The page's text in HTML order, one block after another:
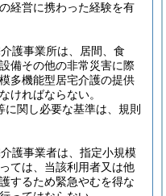
経営に携わった経験を有
護事業所は、居間、食
備その他の非常災害に際
多機能型居宅介護の提供
ければならない。
関し必要な基準は、規則
護事業者は、指定小規模
ては、当該利用者又は他
するため緊急やむを得な